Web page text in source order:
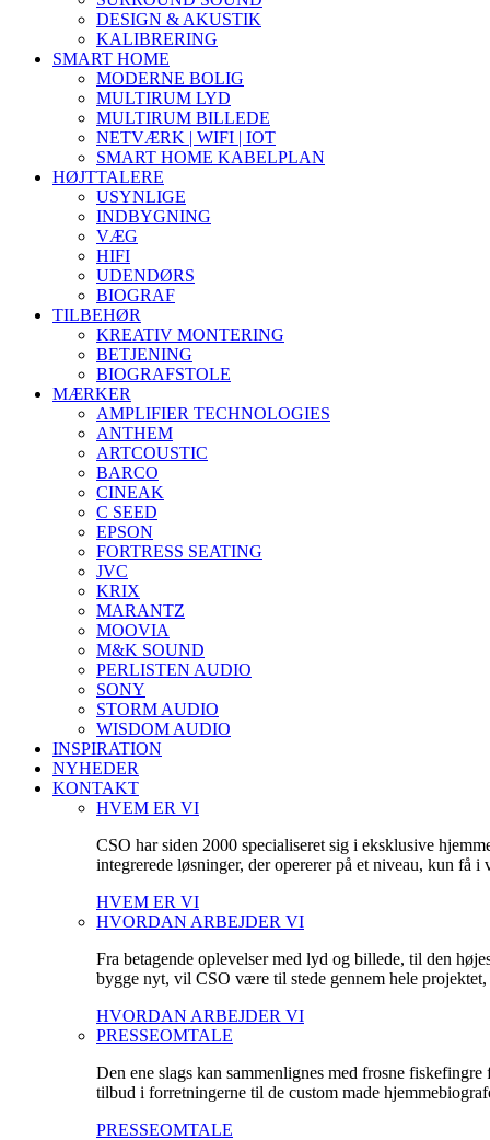
DESIGN & AKUSTIK
KALIBRERING
SMART HOME
MODERNE BOLIG
MULTIRUM LYD
MULTIRUM BILLEDE
NETVÆRK | WIFI | IOT
SMART HOME KABELPLAN
HØJTTALERE
USYNLIGE
INDBYGNING
VÆG
HIFI
UDENDØRS
BIOGRAF
TILBEHØR
KREATIV MONTERING
BETJENING
BIOGRAFSTOLE
MÆRKER
AMPLIFIER TECHNOLOGIES
ANTHEM
ARTCOUSTIC
BARCO
CINEAK
C SEED
EPSON
FORTRESS SEATING
JVC
KRIX
MARANTZ
MOOVIA
M&K SOUND
PERLISTEN AUDIO
SONY
STORM AUDIO
WISDOM AUDIO
INSPIRATION
NYHEDER
KONTAKT
HVEM ER VI
CSO har siden 2000 specialiseret sig i eksklusive
integrerede løsninger, der opererer på et niveau, kun få i
HVEM ER VI
HVORDAN ARBEJDER VI
Fra betagende oplevelser med lyd og billede, til den
bygge nyt, vil CSO være til stede gennem hele
HVORDAN ARBEJDER VI
PRESSEOMTALE
Den ene slags kan sammenlignes med frosne
tilbud i forretningerne til de custom made
PRESSEOMTALE